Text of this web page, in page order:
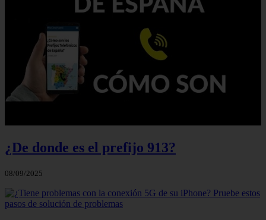
¿De donde es el prefijo 913?
08/09/2025